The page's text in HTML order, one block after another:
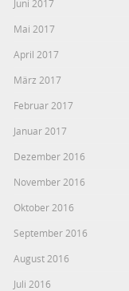
Juni 2017
Mai 2017
April 2017
März 2017
Februar 2017
Januar 2017
Dezember 2016
November 2016
Oktober 2016
September 2016
August 2016
Juli 2016